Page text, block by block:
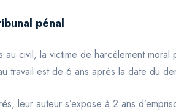
pénal
au civil, la victime de harcèlement
travail est de 6 ans après la date du
leur auteur s’expose à 2 ans